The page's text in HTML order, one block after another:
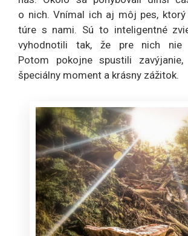
o nich. Vnímal ich aj môj pes,
túre s nami. Sú to inteligentné
vyhodnotili tak, že pre nich nie
Potom pokojne spustili
špeciálny moment a krásny zážitok.